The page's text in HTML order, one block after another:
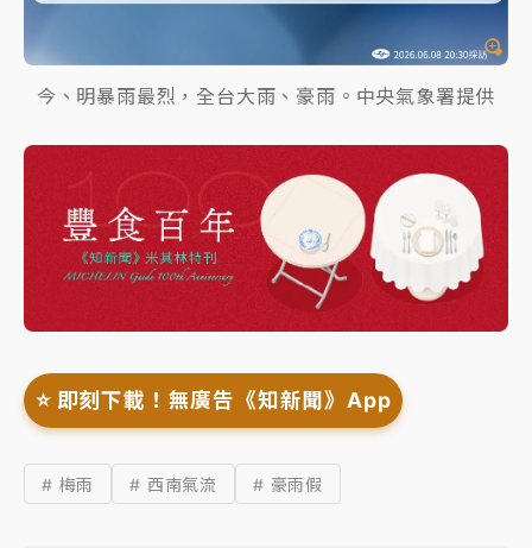
今、明暴雨最烈，全台大雨、豪雨。中央氣象署提供
⭐️ 即刻下載！無廣告《知新聞》App
# 梅雨 # 西南氣流 # 豪雨假